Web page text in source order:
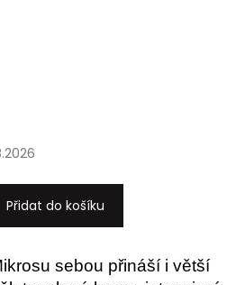
Přidat do košíku
sebou přináší i větší